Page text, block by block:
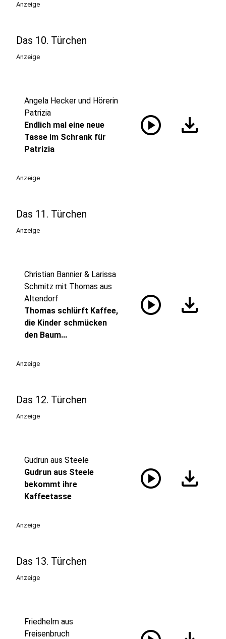
Anzeige
Das 10. Türchen
Anzeige
Angela Hecker und Hörerin
Patrizia
Endlich mal eine neue
Tasse im Schrank für
Patrizia
play_circle download
Anzeige
Das 11. Türchen
Anzeige
Christian Bannier & Larissa
Schmitz mit Thomas aus
Altendorf
Thomas schlürft Kaffee,
die Kinder schmücken
den Baum...
play_circle download
Anzeige
Das 12. Türchen
Anzeige
Gudrun aus Steele
Gudrun aus Steele
bekommt ihre
Kaffeetasse
play_circle download
Anzeige
Das 13. Türchen
Anzeige
Friedhelm aus
Freisenbruch